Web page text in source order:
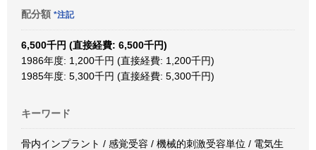
配分額 *注記
6,500千円 (直接経費: 6,500千円)
1986年度: 1,200千円 (直接経費: 1,200千円)
1985年度: 5,300千円 (直接経費: 5,300千円)
キーワード
骨内インプラント / 感覚受容 / 機械的刺激受容単位 / 電気生